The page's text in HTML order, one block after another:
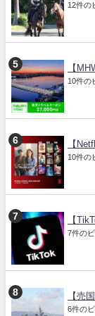
12件の
【
10件の
【
10件の
【
7件の
【売
6件の